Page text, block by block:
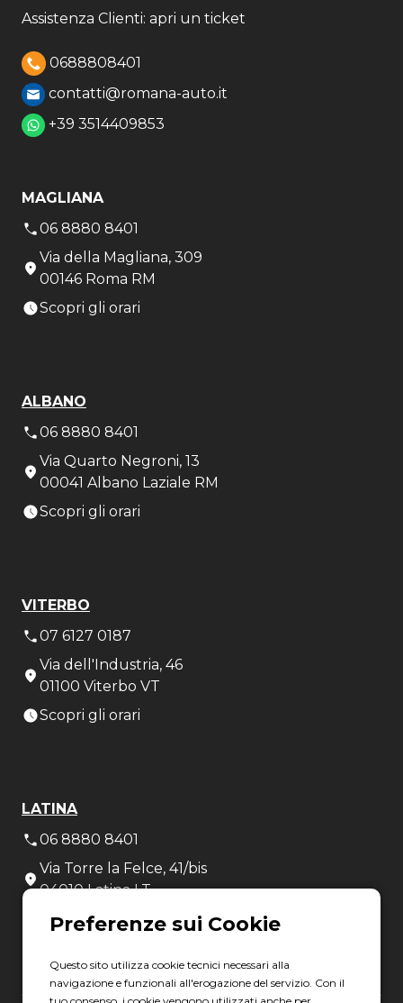
Assistenza Clienti: apri un ticket
0688808401
contatti@romana-auto.it
+39 3514409853
MAGLIANA
06 8880 8401
Via della Magliana, 309
00146 Roma RM
Scopri gli orari
ALBANO
06 8880 8401
Via Quarto Negroni, 13
00041 Albano Laziale RM
Scopri gli orari
VITERBO
07 6127 0187
Via dell'Industria, 46
01100 Viterbo VT
Scopri gli orari
LATINA
06 8880 8401
Via Torre la Felce, 41/bis
04010 Latina LT
Scopri gli orari
Questo sito utilizza cookie tecnici necessari alla
navigazione e funzionali all'erogazione del servizio. Con il